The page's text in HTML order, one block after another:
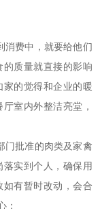
消费中，就要给他们
质量就直接的影响
家的觉得和企业的暖
室内外整洁亮堂，
门批准的肉类及家禽
实到个人，确保用
有暂时改动，会合
；